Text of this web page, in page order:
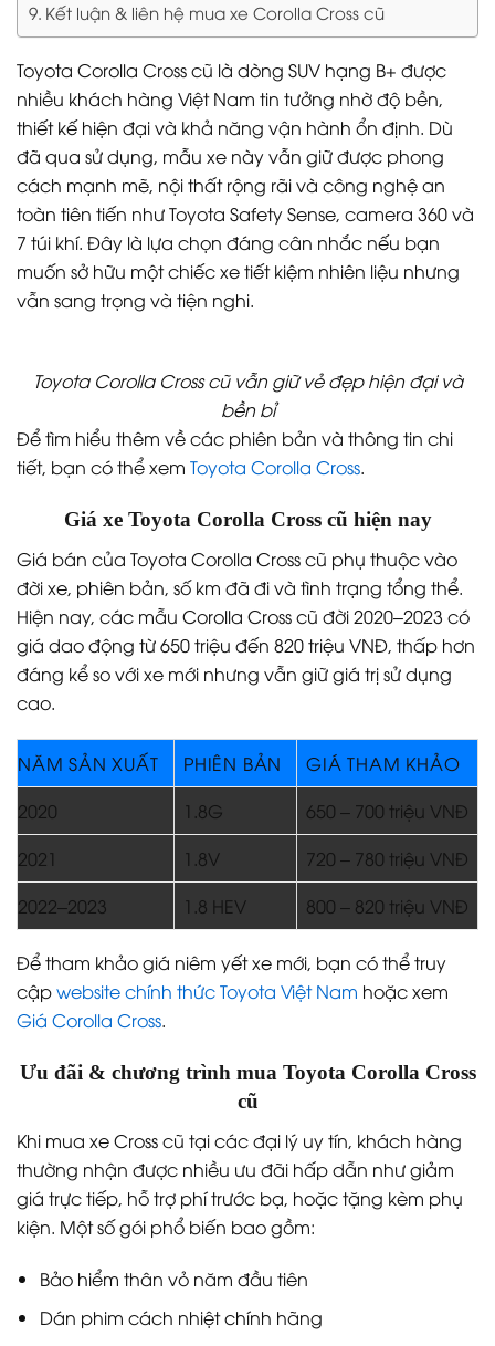
Kết luận & liên hệ mua xe Corolla Cross cũ
Toyota Corolla Cross cũ là dòng SUV hạng B+ được
nhiều khách hàng Việt Nam tin tưởng nhờ độ bền,
thiết kế hiện đại và khả năng vận hành ổn định. Dù
đã qua sử dụng, mẫu xe này vẫn giữ được phong
cách mạnh mẽ, nội thất rộng rãi và công nghệ an
toàn tiên tiến như Toyota Safety Sense, camera 360 và
7 túi khí. Đây là lựa chọn đáng cân nhắc nếu bạn
muốn sở hữu một chiếc xe tiết kiệm nhiên liệu nhưng
vẫn sang trọng và tiện nghi.
Toyota Corolla Cross cũ vẫn giữ vẻ đẹp hiện đại và
bền bỉ
Để tìm hiểu thêm về các phiên bản và thông tin chi
tiết, bạn có thể xem Toyota Corolla Cross.
Giá xe Toyota Corolla Cross cũ hiện nay
Giá bán của Toyota Corolla Cross cũ phụ thuộc vào
đời xe, phiên bản, số km đã đi và tình trạng tổng thể.
Hiện nay, các mẫu Corolla Cross cũ đời 2020–2023 có
giá dao động từ 650 triệu đến 820 triệu VNĐ, thấp hơn
đáng kể so với xe mới nhưng vẫn giữ giá trị sử dụng
cao.
NĂM SẢN XUẤT PHIÊN BẢN
GIÁ THAM KHẢO
2020
1.8G
650 – 700 triệu VNĐ
2021
1.8V
720 – 780 triệu VNĐ
2022–2023
1.8 HEV 800 – 820 triệu VNĐ
Để tham khảo giá niêm yết xe mới, bạn có thể truy
cậpwebsite chính thức Toyota Việt Nam hoặc xem
Giá Corolla Cross.
Ưu đãi & chương trình mua Toyota Corolla Cross
cũ
Khi mua xe Cross cũ tại các đại lý uy tín, khách hàng
thường nhận được nhiều ưu đãi hấp dẫn như giảm
giá trực tiếp, hỗ trợ phí trước bạ, hoặc tặng kèm phụ
kiện. Một số gói phổ biến bao gồm:
Bảo hiểm thân vỏ năm đầu tiên
Dán phim cách nhiệt chính hãng